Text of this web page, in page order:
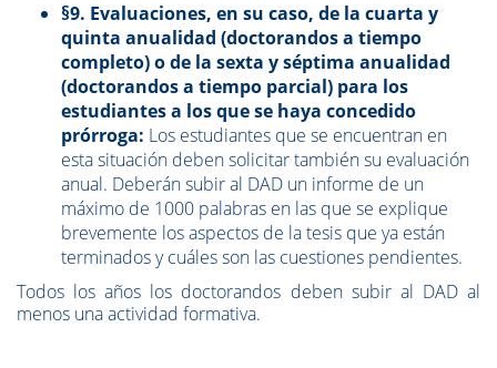
§9. Evaluaciones, en su caso, de la cuarta y
quinta anualidad (doctorandos a tiempo
completo) o de la sexta y séptima anualidad
(doctorandos a tiempo parcial) para los
estudiantes a los que se haya concedido
prórroga: Los estudiantes que se encuentran en
esta situación deben solicitar también su evaluación
anual. Deberán subir al DAD un informe de un
máximo de 1000 palabras en las que se explique
brevemente los aspectos de la tesis que ya están
terminados y cuáles son las cuestiones pendientes.
Todos los años los doctorandos deben subir al DAD al
menos una actividad formativa.